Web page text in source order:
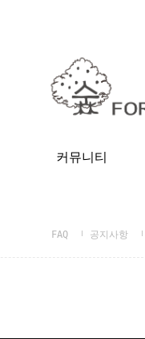
커뮤니티
FAQ 공지사항